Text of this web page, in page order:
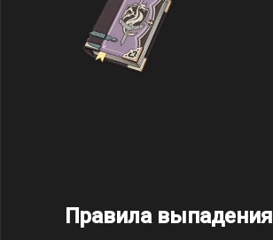
Правила выпадения